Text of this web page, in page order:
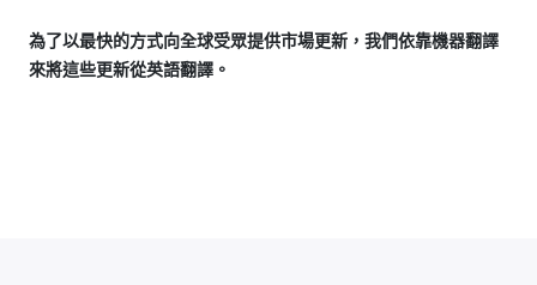
為了以最快的方式向全球受眾提供市場更新，我們依靠機器翻譯
來將這些更新從英語翻譯。